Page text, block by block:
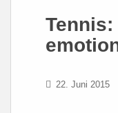
Tennis:
22. Juni 2015